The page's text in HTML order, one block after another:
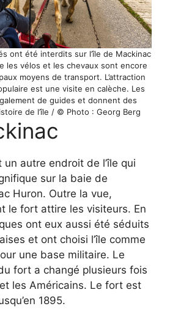
ont été interdits sur l’île de Mackinac
les vélos et les chevaux sont encore
moyens de transport. L’attraction
est une visite en calèche. Les
de guides et donnent des
de l’île / © Photo : Georg Berg
autre endroit de l’île qui
sur la baie de
Huron. Outre la vue,
le fort attire les visiteurs. En
ont eux aussi été séduits
et ont choisi l’île comme
une base militaire. Le
fort a changé plusieurs fois
les Américains. Le fort est
1895.